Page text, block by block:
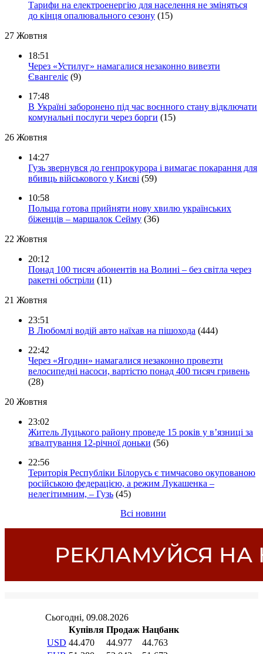
Тарифи на електроенергію для населення не зміняться
до кінця опалювального сезону (15)
27 Жовтня
18:51
Через «Устилуг» намагалися незаконно вивезти
Євангеліє (9)
17:48
В Україні заборонено під час воєнного стану відключати
комунальні послуги через борги (15)
26 Жовтня
14:27
Гузь звернувся до генпрокурора і вимагає покарання для
вбивць військового у Києві (59)
10:58
Польща готова прийняти нову хвилю українських
біженців – маршалок Сейму (36)
22 Жовтня
20:12
Понад 100 тисяч абонентів на Волині – без світла через
ракетні обстріли (11)
21 Жовтня
23:51
В Любомлі водій авто наїхав на пішохода (444)
22:42
Через «Ягодин» намагалися незаконно провезти
велосипедні насоси, вартістю понад 400 тисяч гривень
(28)
20 Жовтня
23:02
Житель Луцького району проведе 15 років у в’язниці за
зґвалтування 12-річної доньки (56)
22:56
Територія Республіки Білорусь є тимчасово окупованою
російською федерацією, а режим Лукашенка –
нелегітимним, – Гузь (45)
Всі новини